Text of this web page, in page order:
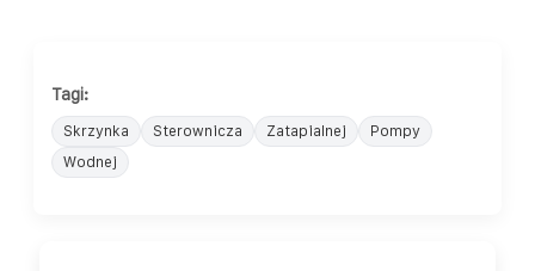
Tagi:
Skrzynka Sterownicza Zatapialnej
Pompy
Wodnej